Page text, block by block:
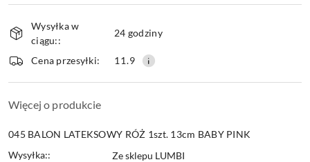
Dostępność
i
dostawa
Wysyłka w
ciągu::
24 godziny
Cena przesyłki: 11.9
Więcej o produkcie
045 BALON LATEKSOWY RÓŻ 1szt. 13cm BABY PINK
Wysyłka::
Ze sklepu LUMBI